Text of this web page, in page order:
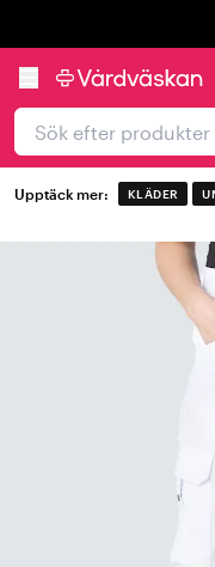
Upptäck mer: KLÄDER